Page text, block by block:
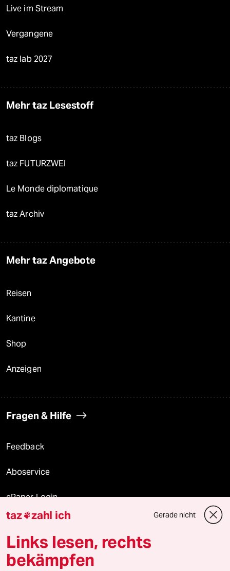
Live im Stream
Vergangene
taz lab 2027
Mehr taz Lesestoff
taz Blogs
taz FUTURZWEI
Le Monde diplomatique
taz Archiv
Mehr taz Angebote
Reisen
Kantine
Shop
Anzeigen
Fragen & Hilfe
Feedback
Aboservice
ePaper Login
Downloads für Abonnierende
taz zahl ich Gerade nicht
Links lesen, rechts
bekämpfen